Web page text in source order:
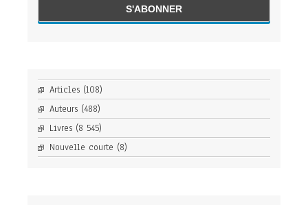
Articles (108)
Auteurs (488)
Livres (8 545)
Nouvelle courte (8)